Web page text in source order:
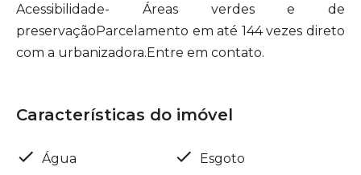
Acessibilidade- Áreas verdes e de
preservaçãoParcelamento em até 144 vezes direto
com a urbanizadora.Entre em contato.
Características do imóvel
Água Esgoto